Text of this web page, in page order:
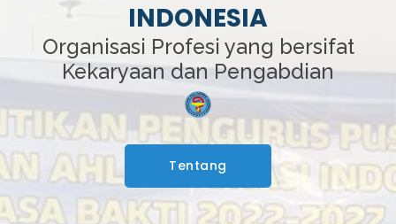
INDONESIA
Organisasi Profesi yang bersifat
Kekaryaan dan Pengabdian
Tentang